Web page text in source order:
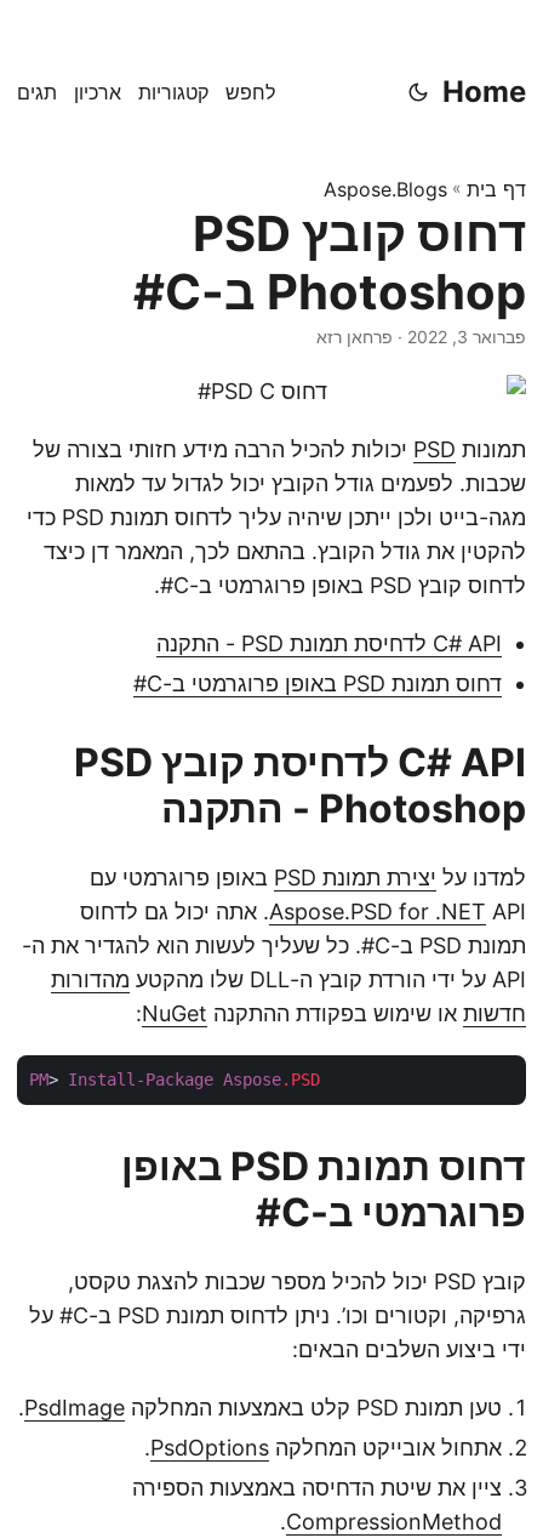
Home לחפש קטגוריות ארכיון תגים
דף בית »
Aspose.Blogs
דחוס קובץ PSD
Photoshop ב-C#
פברואר 3, 2022 · פרחאן רזא
תמונות PSD יכולות להכיל הרבה מידע חזותי בצורה של
שכבות. לפעמים גודל הקובץ יכול לגדול עד למאות
מגה-בייט ולכן ייתכן שיהיה עליך לדחוס תמונת PSD כדי
להקטין את גודל הקובץ. בהתאם לכך, המאמר דן כיצד
לדחוס קובץ PSD באופן פרוגרמטי ב-C#.
C# API לדחיסת תמונת PSD - התקנה
דחוס תמונת PSD באופן פרוגרמטי ב-C#
C# API לדחיסת קובץ PSD
Photoshop - התקנה
למדנו על יצירת תמונת PSD
באופן פרוגרמטי עם
Aspose.PSD for .NETAPI. אתה יכול גם לדחוס
תמונת PSD ב-C#. כל שעליך לעשות הוא להגדיר את ה-
API על ידי הורדת קובץ ה-DLL שלו מהקטע
מהדורות
חדשות או שימוש בפקודת ההתקנה NuGet
:
PM> Install-Package Aspose.PSD
דחוס תמונת PSD באופן
פרוגרמטי ב-C#
קובץ PSD יכול להכיל מספר שכבות להצגת טקסט,
גרפיקה, וקטורים וכו’. ניתן לדחוס תמונת PSD ב-C# על
ידי ביצוע השלבים הבאים:
טען תמונת PSD קלט באמצעות המחלקה PsdImage
.
אתחול אובייקט המחלקה PsdOptions
.
ציין את שיטת הדחיסה באמצעות הספירה
CompressionMethod
.